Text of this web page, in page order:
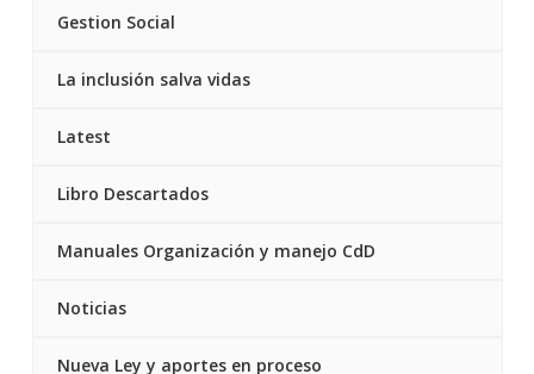
Gestion Social
La inclusión salva vidas
Latest
Libro Descartados
Manuales Organización y manejo CdD
Noticias
Nueva Ley y aportes en proceso